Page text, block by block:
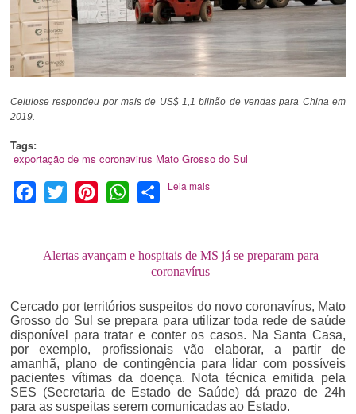
Celulose respondeu por mais de US$ 1,1 bilhão de vendas para China em
2019.
Tags:
exportação de ms coronavirus Mato Grosso do Sul
Facebook
Twitter PinterestWhatsApp
Share
Leia mais
Alertas avançam e hospitais de MS já se preparam para
coronavírus
Cercado por territórios suspeitos do novo coronavírus, Mato
Grosso do Sul se prepara para utilizar toda rede de saúde
disponível para tratar e conter os casos. Na Santa Casa,
por exemplo, profissionais vão elaborar, a partir de
amanhã, plano de contingência para lidar com possíveis
pacientes vítimas da doença. Nota técnica emitida pela
SES (Secretaria de Estado de Saúde) dá prazo de 24h
para as suspeitas serem comunicadas ao Estado.